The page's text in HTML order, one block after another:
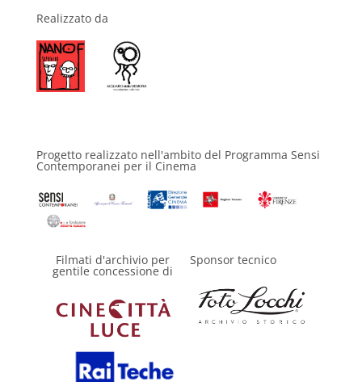
Realizzato da
Progetto realizzato nell'ambito del Programma Sensi
Contemporanei per il Cinema
Filmati d'archivio per
gentile concessione di
Sponsor tecnico